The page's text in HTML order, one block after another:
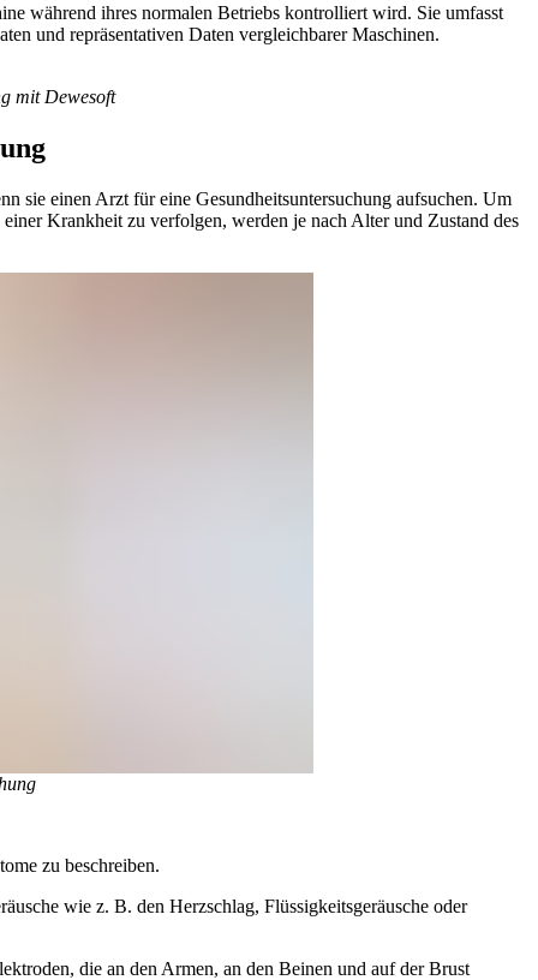
während ihres normalen Betriebs kontrolliert wird. Sie umfasst
und repräsentativen Daten vergleichbarer Maschinen.
mit Dewesoft
sie einen Arzt für eine Gesundheitsuntersuchung aufsuchen. Um
Krankheit zu verfolgen, werden je nach Alter und Zustand des
zu beschreiben.
wie z. B. den Herzschlag, Flüssigkeitsgeräusche oder
die an den Armen, an den Beinen und auf der Brust